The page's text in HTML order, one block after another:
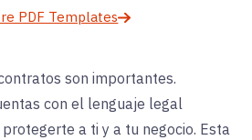
PDF Templates
son importantes.
con el lenguaje legal
a ti y a tu negocio. Esta